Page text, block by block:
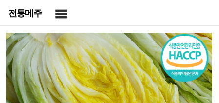
전통메주